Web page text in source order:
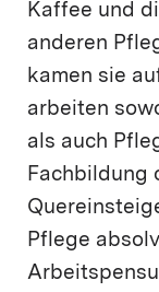
Kaffee und
anderen
kamen sie
arbeiten
als auch
Fachbildung
Pflege